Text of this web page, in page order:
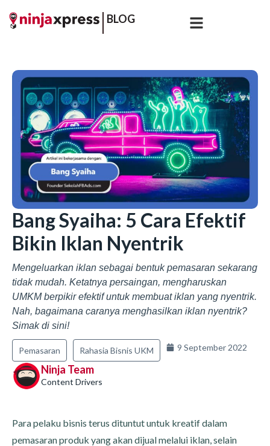
BLOG
Bang Syaiha: 5 Cara Efektif
Bikin Iklan Nyentrik
Mengeluarkan iklan sebagai bentuk pemasaran sekarang
tidak mudah. Ketatnya persaingan, mengharuskan
UMKM berpikir efektif untuk membuat iklan yang nyentrik.
Nah, bagaimana caranya menghasilkan iklan nyentrik?
Simak di sini!
Pemasaran Rahasia Bisnis UKM 9 September 2022
Ninja Team
Content Drivers
Para pelaku bisnis terus dituntut untuk kreatif dalam
pemasaran produk yang akan dijual melalui iklan, selain